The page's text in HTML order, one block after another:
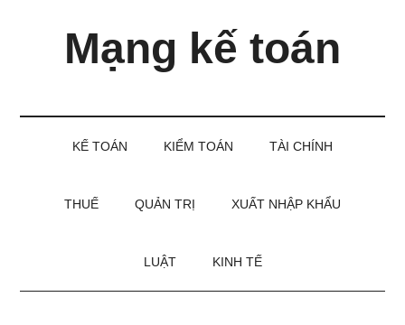
Mạng kế toán
KẾ TOÁN KIỂM TOÁN TÀI CHÍNH
THUẾ QUẢN TRỊ XUẤT NHẬP KHẨU
LUẬT KINH TẾ